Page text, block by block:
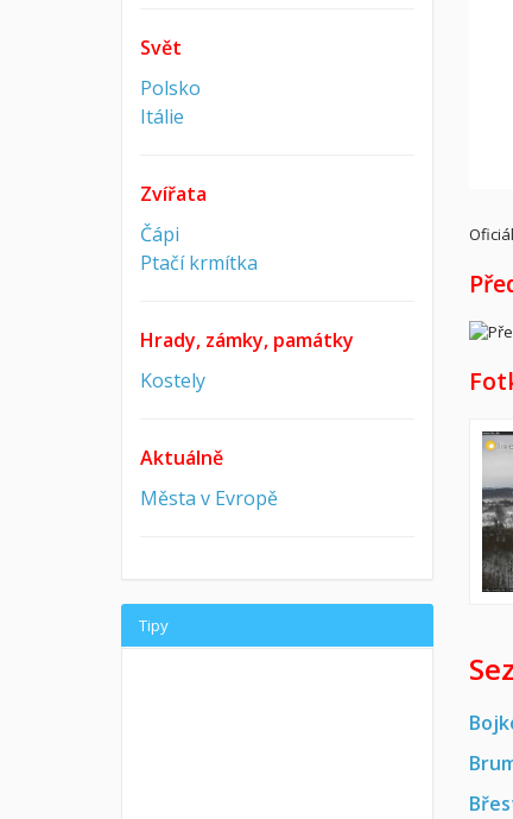
Svět
Polsko
Itálie
Zvířata
Čápi
Ptačí krmítka
Hrady, zámky, památky
Kostely
Aktuálně
Města v Evropě
Tipy